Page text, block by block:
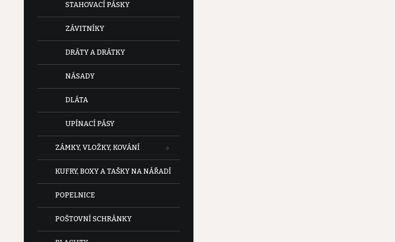
STAHOVACÍ PÁSKY
ZÁVITNÍKY
DRÁTY A DRÁTKY
NÁSADY
DLÁTA
UPÍNACÍ PÁSY
ZÁMKY, VLOŽKY, KOVÁNÍ
KUFRY, BOXY A TAŠKY NA NÁŘADÍ
POPELNICE
POŠTOVNÍ SCHRÁNKY